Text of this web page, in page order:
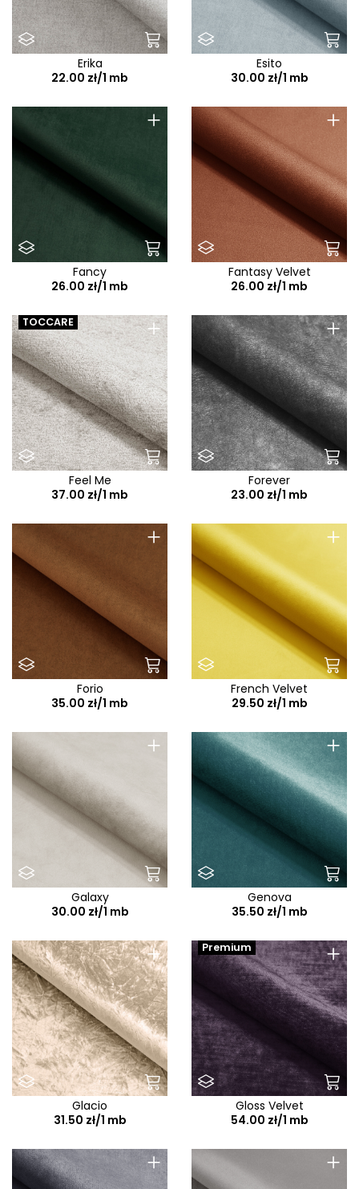
Erika
22.00 zł/1 mb
Esito
30.00 zł/1 mb
+
Fancy
26.00 zł/1 mb
+
Fantasy Velvet
26.00 zł/1 mb
+
TOCCARE
Feel Me
37.00 zł/1 mb
+
Forever
23.00 zł/1 mb
+
Forio
35.00 zł/1 mb
+
French Velvet
29.50 zł/1 mb
+
Galaxy
30.00 zł/1 mb
+
Genova
35.50 zł/1 mb
+
Glacio
31.50 zł/1 mb
+
Premium
Gloss Velvet
54.00 zł/1 mb
+ +